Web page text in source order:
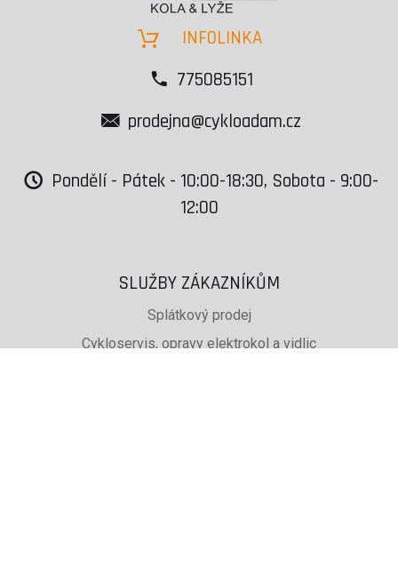
INFOLINKA
775085151
prodejna@cykloadam.cz
Pondělí - Pátek - 10:00-18:30, Sobota - 9:00-
12:00
SLUŽBY ZÁKAZNÍKŮM
Splátkový prodej
Cykloservis, opravy elektrokol a vidlic